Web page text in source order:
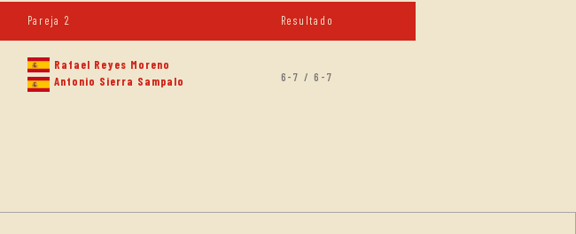
Pareja 2 Resultado
Rafael Reyes Moreno
Antonio Sierra Sampalo
6-7 / 6-7